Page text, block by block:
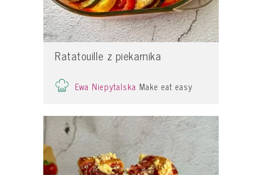
Ratatouille z piekarnika
Ewa Niepytalska Make eat easy